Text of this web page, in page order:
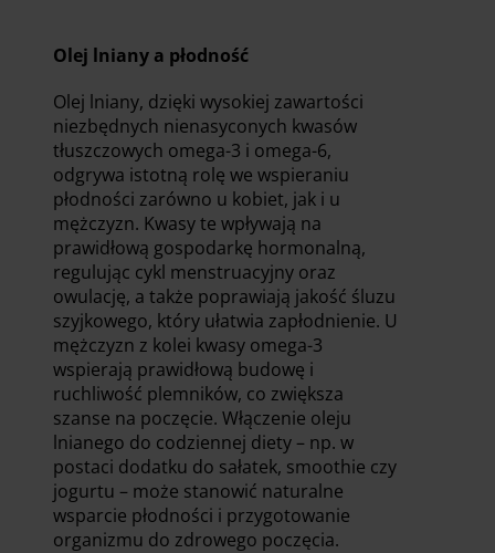
Olej lniany a płodność
Olej lniany, dzięki wysokiej zawartości
niezbędnych nienasyconych kwasów
tłuszczowych omega-3 i omega-6,
odgrywa istotną rolę we wspieraniu
płodności zarówno u kobiet, jak i u
mężczyzn. Kwasy te wpływają na
prawidłową gospodarkę hormonalną,
regulując cykl menstruacyjny oraz
owulację, a także poprawiają jakość śluzu
szyjkowego, który ułatwia zapłodnienie. U
mężczyzn z kolei kwasy omega-3
wspierają prawidłową budowę i
ruchliwość plemników, co zwiększa
szanse na poczęcie. Włączenie oleju
lnianego do codziennej diety – np. w
postaci dodatku do sałatek, smoothie czy
jogurtu – może stanowić naturalne
wsparcie płodności i przygotowanie
organizmu do zdrowego poczęcia.